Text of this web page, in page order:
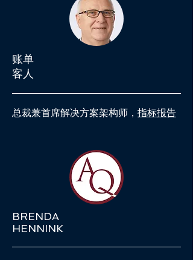
账单
客人
总裁兼首席解决方案架构师， 指标报告
BRENDA
HENNINK